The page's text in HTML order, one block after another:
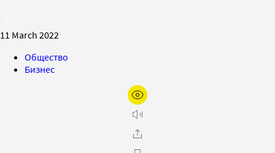
11 March 2022
Общество
Бизнес